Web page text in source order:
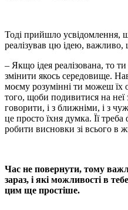
Тоді прийшло усвідомлення,
реалізував цю ідею, важливо,
– Якщо ідея реалізована, то
змінити якось середовище.
моєму розумінні ти можеш їх
того, щоби подивитися на неї
говорити, і з ближніми, і з
це просто їхня думка. Її
робити висновки зі всього в
Час не повернути, тому
зараз, і які можливості в
цим ще простіше.